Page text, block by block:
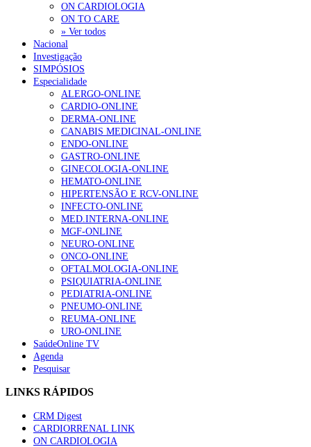
ON CARDIOLOGIA
ON TO CARE
» Ver todos
Nacional
Investigação
SIMPÓSIOS
Especialidade
ALERGO-ONLINE
CARDIO-ONLINE
DERMA-ONLINE
CANABIS MEDICINAL-ONLINE
ENDO-ONLINE
GASTRO-ONLINE
GINECOLOGIA-ONLINE
HEMATO-ONLINE
HIPERTENSÃO E RCV-ONLINE
INFECTO-ONLINE
MED.INTERNA-ONLINE
MGF-ONLINE
NEURO-ONLINE
ONCO-ONLINE
OFTALMOLOGIA-ONLINE
PSIQUIATRIA-ONLINE
PEDIATRIA-ONLINE
PNEUMO-ONLINE
REUMA-ONLINE
URO-ONLINE
SaúdeOnline TV
Agenda
Pesquisar
LINKS RÁPIDOS
CRM Digest
CARDIORRENAL LINK
ON CARDIOLOGIA